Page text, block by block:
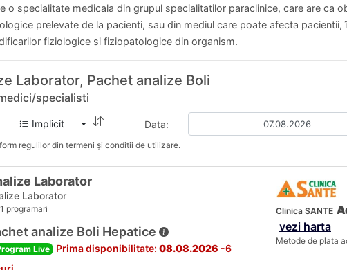
o specialitate medicala din grupul specialitatilor paraclinice, care are ca
prelevate de la pacienti, sau din mediul care poate afecta
fiziologice si fiziopatologice din organism.
Laborator, Pachet analize Boli
specialisti
Implicit Data:
regulilor din termeni și conditii de utilizare.
Laborator
Laborator
programari
analize Boli Hepatice
Live Prima disponibilitate: 08.08.2026 -6
Clinica SANTE
vezi harta
Metode de plata